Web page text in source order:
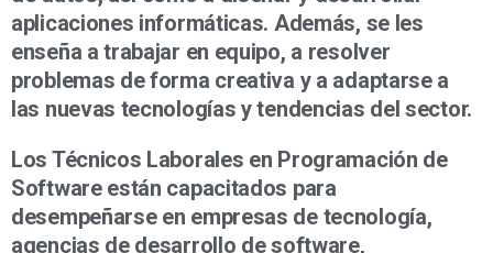
aplicaciones informáticas. Además, se les
enseña a trabajar en equipo, a resolver
problemas de forma creativa y a adaptarse a
las nuevas tecnologías y tendencias del sector.
Los Técnicos Laborales en Programación de
Software están capacitados para
desempeñarse en empresas de tecnología,
agencias de desarrollo de software,